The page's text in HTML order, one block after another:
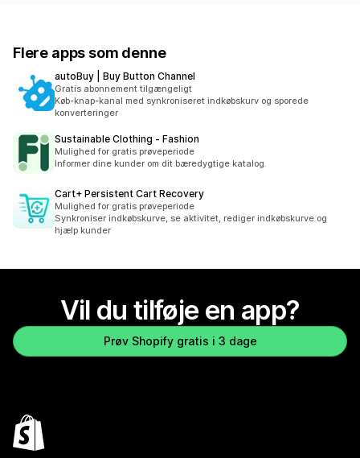
Flere apps som denne
autoBuy | Buy Button Channel
Gratis abonnement tilgængeligt
Køb-knap-kanal med synkroniseret indkøbskurv og sporede
konverteringer
Sustainable Clothing ‑ Fashion
Mulighed for gratis prøveperiode
Informer dine kunder om dit bæredygtige katalog.
Cart+ Persistent Cart Recovery
Mulighed for gratis prøveperiode
Synkroniser indkøbskurve, se aktivitet, rediger indkøbskurve og
hjælp kunder
Vil du tilføje en app?
Prøv Shopify gratis i 3 dage